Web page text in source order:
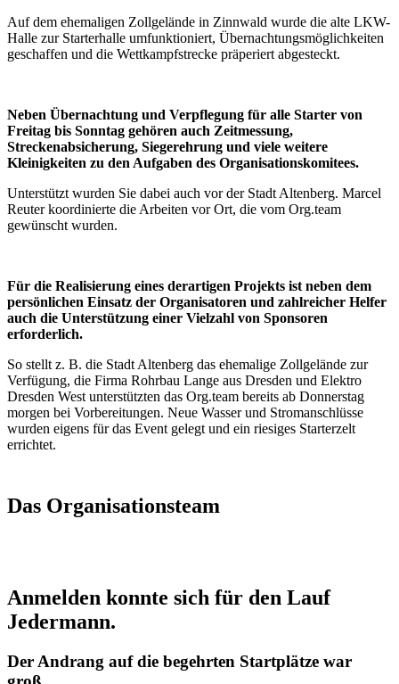
Auf dem ehemaligen Zollgelände in Zinnwald wurde die alte LKW-
Halle zur Starterhalle umfunktioniert, Übernachtungsmöglichkeiten
geschaffen und die Wettkampfstrecke präperiert abgesteckt.
Neben Übernachtung und Verpflegung für alle Starter von
Freitag bis Sonntag gehören auch Zeitmessung,
Streckenabsicherung, Siegerehrung und viele weitere
Kleinigkeiten zu den Aufgaben des Organisationskomitees.
Unterstützt wurden Sie dabei auch vor der Stadt Altenberg. Marcel
Reuter koordinierte die Arbeiten vor Ort, die vom Org.team
gewünscht wurden.
Für die Realisierung eines derartigen Projekts ist neben dem
persönlichen Einsatz der Organisatoren und zahlreicher Helfer
auch die Unterstützung einer Vielzahl von Sponsoren
erforderlich.
So stellt z. B. die Stadt Altenberg das ehemalige Zollgelände zur
Verfügung, die Firma Rohrbau Lange aus Dresden und Elektro
Dresden West unterstützten das Org.team bereits ab Donnerstag
morgen bei Vorbereitungen. Neue Wasser und Stromanschlüsse
wurden eigens für das Event gelegt und ein riesiges Starterzelt
errichtet.
Das Organisationsteam
Anmelden konnte sich für den Lauf
Jedermann.
Der Andrang auf die begehrten Startplätze war